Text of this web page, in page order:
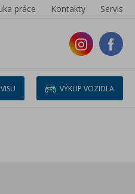
práce Kontakty Servis
VÝKUP VOZIDLA